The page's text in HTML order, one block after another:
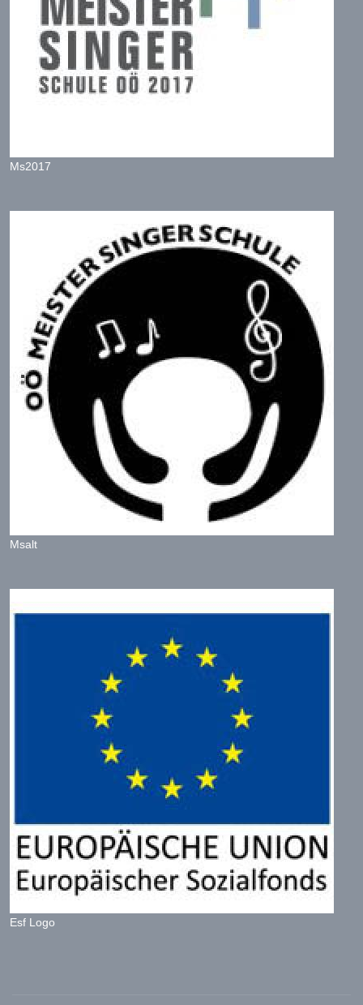
Ms2017
Msalt
Esf Logo